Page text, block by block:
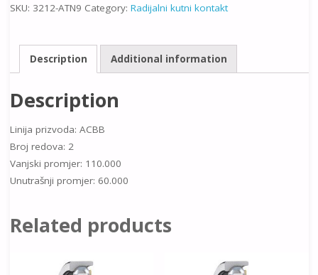
SKU: 3212-ATN9 Category: Radijalni kutni kontakt
Description Additional information
Description
Linija prizvoda: ACBB
Broj redova: 2
Vanjski promjer: 110.000
Unutrašnji promjer: 60.000
Related products